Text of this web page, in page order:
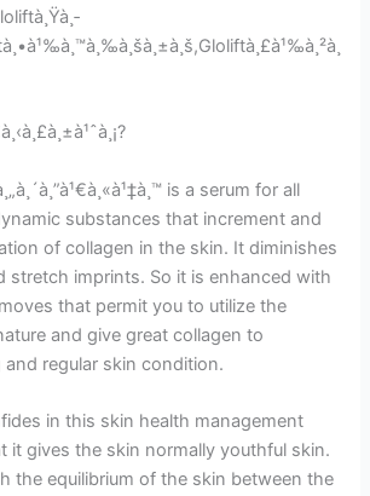
is a serum for all
substances that increment and
of collagen in the skin. It diminishes
stretch imprints. So it is enhanced with
that permit you to utilize the
and give great collagen to
regular skin condition.
in this skin health management
it gives the skin normally youthful skin.
the equilibrium of the skin between the